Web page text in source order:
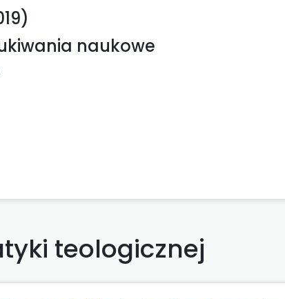
naukowe
teologicznej